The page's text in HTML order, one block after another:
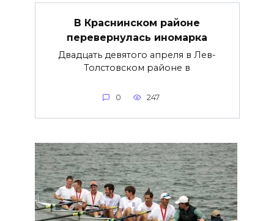
В Краснинском районе
перевернулась иномарка
Двадцать девятого апреля в Лев-
Толстовском районе в
0 247